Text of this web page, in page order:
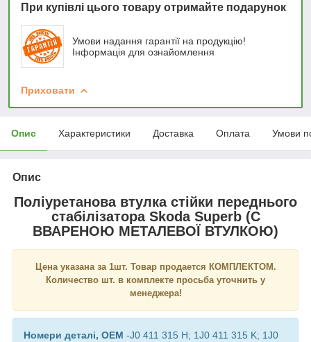
При купівлі цього товару отримайте подарунок
Умови надання гарантії на продукцію!
Інформація для ознайомлення
Приховати
Опис Характеристики Доставка Оплата Умови
Опис
Поліуретанова втулка стійки переднього
стабілізатора Skoda Superb (С
ВВАРЕНОЮ МЕТАЛЕВОЇ ВТУЛКОЮ)
Цена указана за 1шт. Товар продается КОМПЛЕКТОМ.
Количество шт. в комплекте просьба уточнить у
менеджера!
Номери деталі, OEM -J0 411 315 H; 1J0 411 315 K; 1J0